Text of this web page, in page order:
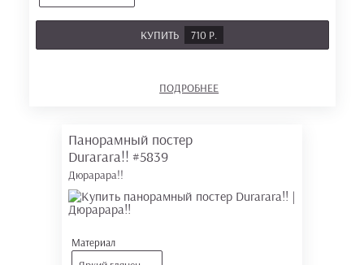
КУПИТЬ 710 Р.
ПОДРОБНЕЕ
Панорамный постер
Durarara!! #5839
Дюрарара!!
Материал